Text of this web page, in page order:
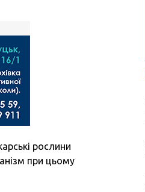
рослини
при цьому